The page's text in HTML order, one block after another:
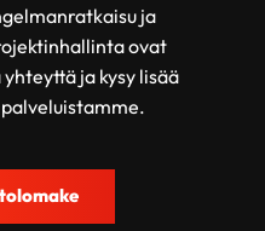
ja
ovat
ja kysy lisää